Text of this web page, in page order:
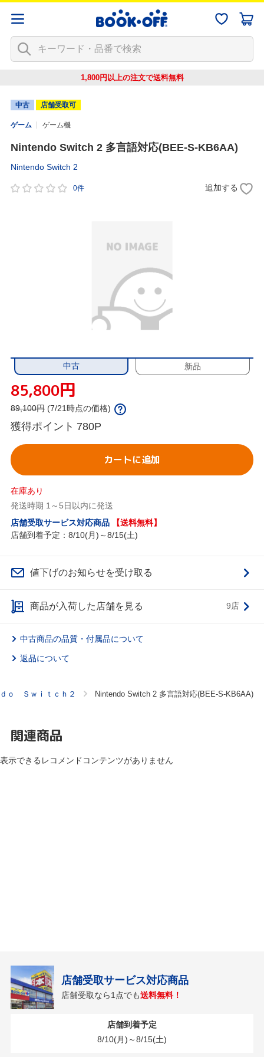
1,800円以上の注文で送料無料
中古 店舗受取可
ゲーム ゲーム機
Nintendo Switch 2 多言語対応(BEE-S-KB6AA)
Nintendo Switch 2
0件 追加する
中古 新品
85,800円
89,100円 (7/21時点の価格)
獲得ポイント 780P
カートに追加
在庫あり
発送時期 1～5日以内に発送
店舗受取サービス対応商品
【送料無料】
店舗到着予定：8/10(月)～8/15(土)
値下げのお知らせを受け取る
商品が入荷した店舗を見る 9店
中古商品の品質・付属品について
返品について
ｏ Ｓｗｉｔｃｈ２ Nintendo Switch 2 多言語対応(BEE-S-KB6AA)
関連商品
表示できるレコメンドコンテンツがありません
店舗受取サービス対応商品
店舗受取なら1点でも送料無料！
店舗到着予定
8/10(月)～8/15(土)